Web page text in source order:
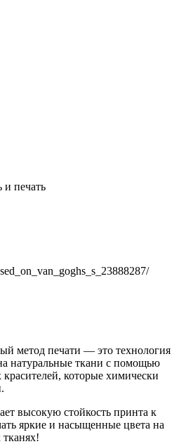
и печать
метод печати — это технология
натуральные ткани с помощью
которые химически
высокую стойкость принта к
яркие и насыщенные цвета на